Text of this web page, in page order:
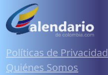
Políticas de Privacidad
Quiénes Somos